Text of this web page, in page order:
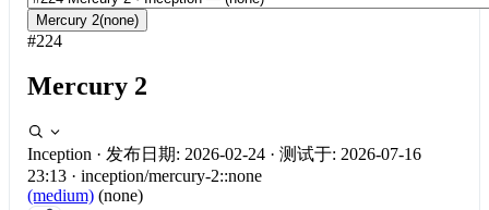
Mercury 2(none)
#224
Mercury 2
Inception · 发布日期: 2026-02-24 · 测试于: 2026-07-16
23:13 · inception/mercury-2::none
(medium) (none)